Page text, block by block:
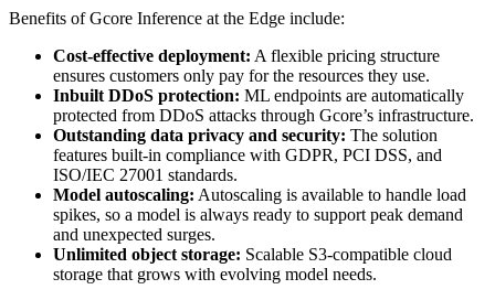
Benefits of Gcore Inference at the Edge include:
Cost-effective deployment: A flexible pricing structure
ensures customers only pay for the resources they use.
Inbuilt DDoS protection: ML endpoints are automatically
protected from DDoS attacks through Gcore’s infrastructure.
Outstanding data privacy and security: The solution
features built-in compliance with GDPR, PCI DSS, and
ISO/IEC 27001 standards.
Model autoscaling: Autoscaling is available to handle load
spikes, so a model is always ready to support peak demand
and unexpected surges.
Unlimited object storage: Scalable S3-compatible cloud
storage that grows with evolving model needs.